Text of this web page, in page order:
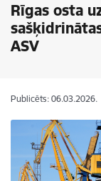
Rīgas osta
ASV
Publicēts: 06.03.2026.